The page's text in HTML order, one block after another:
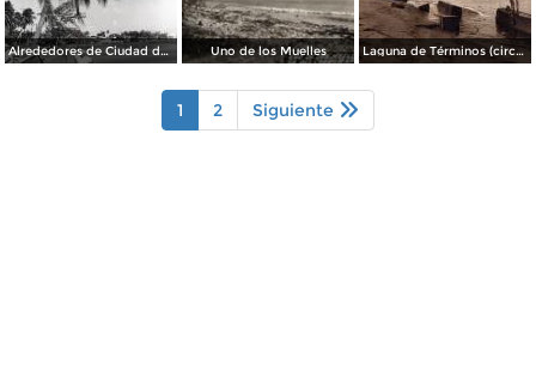
Alrededores de Ciudad del Carmen Uno de los Muelles Laguna de Términos (circa 1920)
1 2 Siguiente